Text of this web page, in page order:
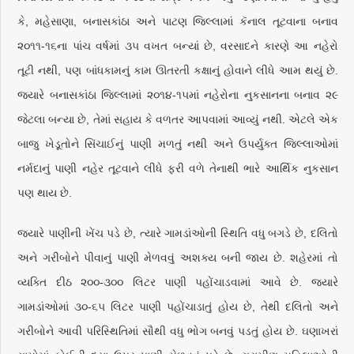
કે, મહેસાણા, બનાસકાંઠા અને પાટણ જિલ્લામાં કૅનાલ તૂટવાના બનાવ
૨૦૧૧-૧૬ના પાંચ વર્ષમાં ૩૫ વખત બન્યાં છે, વરસાદને કારણે આ નહેરો
તૂટી નથી, પણ બાંધકામનું કામ ઊતરતી કક્ષાનું હોવાને લીધે આમ થયું છે.
જ્યારે બનાસકાંઠા જિલ્લામાં ૨૦૧૪-૧૫માં નહેરોના નુકસાનના બનાવ ૨૯
જેટલા બન્યા છે, તેમાં સહાય કે વળતર આપવામાં આવ્યું નથી. એટલે એક
બાજુ ખેડૂતોને સિંચાઈનું પાણી મળતું નથી અને ઉપર્યુક્ત જિલ્લાઓમાં
નર્મદાનું પાણી નહેર તૂટવાને લીધે ફરી વળે તેનાથી ભારે આર્થિક નુકસાન
પણ થાય છે.
જ્યારે પાણીની ખેંચ પડે છે, ત્યારે ગામડાંઓની સ્થિતિ વધુ બગડે છે, દલિતો
અને ગરીબોને પીવાનું પાણી મેળવવું અશક્ય બની જાય છે. શહેરમાં તો
વ્યક્તિ દીઠ ૨૦૦-૩૦૦ લિટર પાણી પહોંચાડવામાં આવે છે. જ્યારે
ગામડાંઓમાં ૩૦-૬૫ લિટર પાણી પહોંચાડાતું હોય છે, તેથી દલિતો અને
ગરીબોને આવી પરિસ્થિતિમાં સૌથી વધુ ભોગ બનવું પડતું હોય છે. ઘણાખરાં